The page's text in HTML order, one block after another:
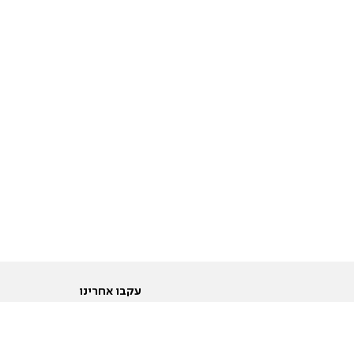
עקבו אחרינו